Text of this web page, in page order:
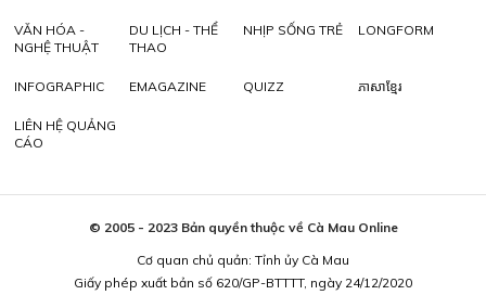
VĂN HÓA -
NGHỆ THUẬT
DU LỊCH - THỂ
THAO
NHỊP SỐNG TRẺ LONGFORM
INFOGRAPHIC EMAGAZINE QUIZZ ភាសាខ្មែរ
LIÊN HỆ QUẢNG
CÁO
© 2005 - 2023 Bản quyền thuộc về Cà Mau Online
Cơ quan chủ quản: Tỉnh ủy Cà Mau
Giấy phép xuất bản số 620/GP-BTTTT, ngày 24/12/2020